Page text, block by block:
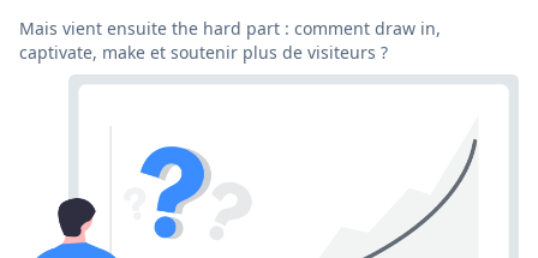
Mais vient ensuite the hard part : comment draw in,
captivate, make et soutenir plus de visiteurs ?